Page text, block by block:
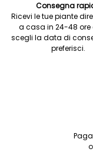
Consegna
Ricevi le tue piante
a casa in 24-48 ore
scegli la data di
preferisci.